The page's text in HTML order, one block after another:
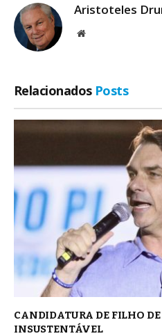
Aristoteles
Site
Relacionados Posts
CANDIDATURA DE FILHO
INSUSTENTÁVEL